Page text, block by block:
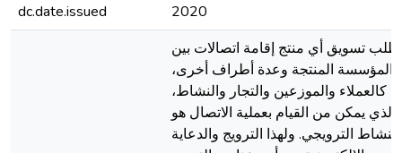
dc.date.issued
2020
تسويق أي منتج إقامة اتصالات بين
المؤسسة المنتجة وعدة أطراف أخرى،
كالعملاء والموزعين والتجار والنشاط،
الذي يمكن من القيام بعملية الاتصال هو
النشاط الترويجي. ولهذا الترويج والدعاية